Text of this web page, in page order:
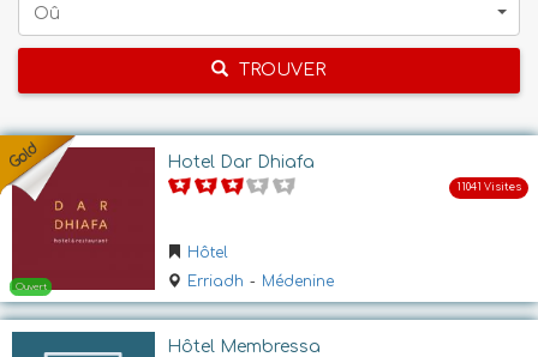
Oû
TROUVER
Hotel Dar Dhiafa
Hôtel
Erriadh - Médenine
Hôtel Membressa